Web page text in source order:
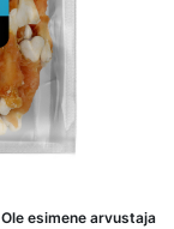
Ole esimene arvustaja